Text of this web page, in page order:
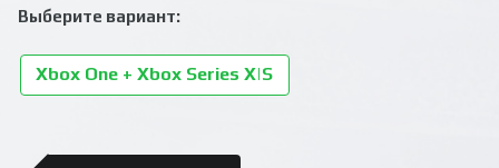
Выберите вариант:
Xbox One + Xbox Series X|S